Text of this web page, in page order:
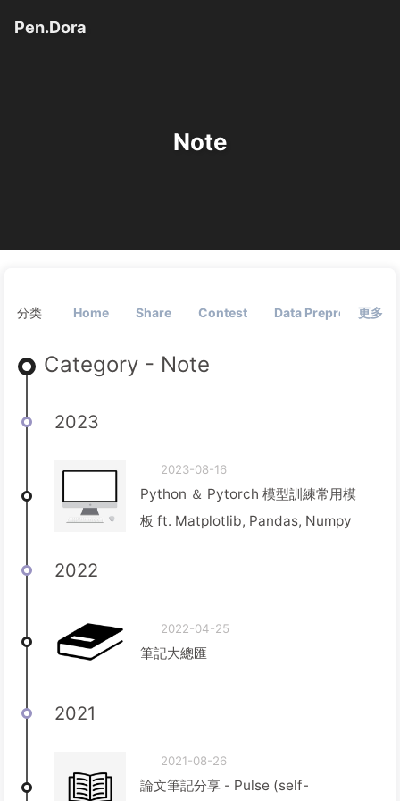
Pen.Dora
Note
分类 Home Share Contest Data Preprocessing
更多
Category - Note
2023
2023-08-16
Python ＆ Pytorch 模型訓練常用模
板 ft. Matplotlib, Pandas, Numpy
2022
2022-04-25
筆記大總匯
2021
2021-08-26
論文筆記分享 - Pulse (self-